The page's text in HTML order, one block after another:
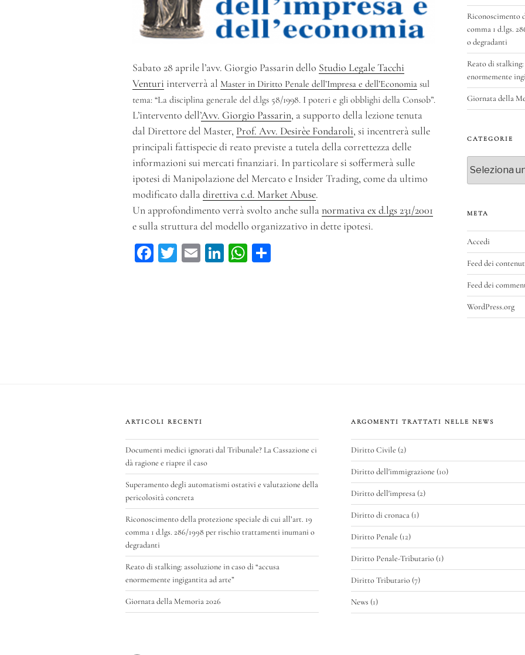
Sabato 28 aprile l’avv. Giorgio Passarin dello Studio Legale Tacchi
Venturi interverrà al Master in Diritto Penale dell’Impresa e dell’Economia sul
tema: “La disciplina generale del d.lgs 58/1998. I poteri e gli obblighi della Consob”.
L’intervento dell’Avv. Giorgio Passarin, a supporto della lezione tenuta
dal Direttore del Master, Prof. Avv. Desirèe Fondaroli, si incentrerà sulle
principali fattispecie di reato previste a tutela della correttezza delle
informazioni sui mercati finanziari. In particolare si soffermerà sulle
ipotesi di Manipolazione del Mercato e Insider Trading, come da ultimo
modificato dalladirettiva c.d. Market Abuse.
Un approfondimento verrà svolto anche sullanormativa ex d.lgs 231/2001
e sulla struttura del modello organizzativo in dette ipotesi.
Fa T
E
Li W
Riconoscimento
comma 1 d.lgs.
o degradanti
Reato di stalking:
enormemente
Giornata della
CATEGORIE
META
Accedi
Feed dei
Feed dei
WordPress.org
ARTICOLI RECENTI
Documenti medici ignorati dal Tribunale? La Cassazione ci
dà ragione e riapre il caso
Superamento degli automatismi ostativi e valutazione della
pericolosità concreta
Riconoscimento della protezione speciale di cui all’art. 19
comma 1 d.lgs. 286/1998 per rischio trattamenti inumani o
degradanti
Reato di stalking: assoluzione in caso di “accusa
enormemente ingigantita ad arte”
Giornata della Memoria 2026
ARGOMENTI TRATTATI NELLE NEWS
Diritto Civile (2)
Diritto dell'immigrazione (10)
Diritto dell'impresa(2)
Diritto di cronaca(1)
Diritto Penale (12)
Diritto Penale-Tributario(1)
Diritto Tributario(7)
News (1)